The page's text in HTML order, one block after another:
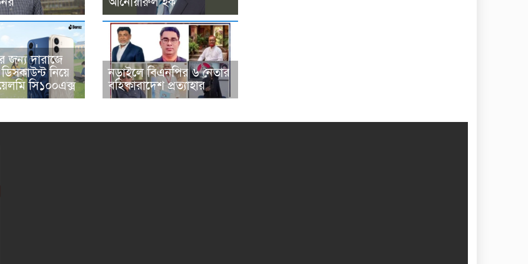
জন্য দারাজে
নিয়ে
সি১০০এক্স
নড়াইলে বিএনপির ৬ নেতার
বহিষ্কারাদেশ প্রত্যাহার